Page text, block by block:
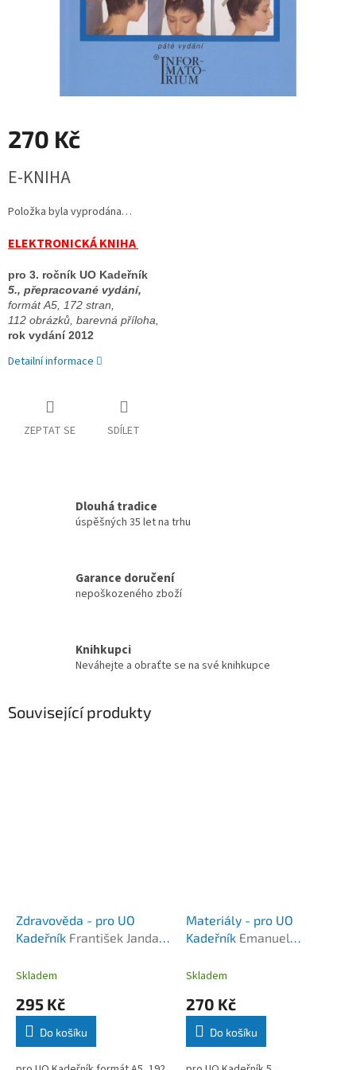
270 Kč
cena:
E-KNIHA
Položka byla vyprodána…
ELEKTRONICKÁ KNIHA
pro 3. ročník UO Kadeřník
5., přepracované vydání,
formát A5, 172 stran,
112 obrázků, barevná příloha,
rok vydání 2012
Detailní informace
ZEPTAT SE SDÍLET
Dlouhá tradice
úspěšných 35 let na trhu
Garance doručení
nepoškozeného zboží
Knihkupci
Neváhejte a obraťte se na své knihkupce
Související produkty
Zdravověda - pro UO
Kadeřník František Janda,
Skladem
295 Kč
Do košíku
Materiály - pro UO
Kadeřník Emanuel
Kocourek, Miloslav
Skladem
270 Kč
Do košíku